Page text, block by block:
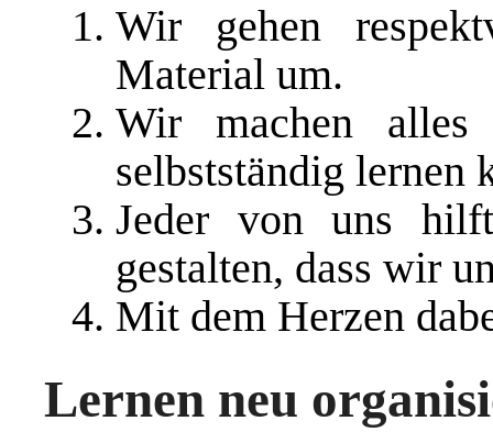
Wir gehen
Material um.
Wir machen
selbstständig lernen
Jeder von uns
gestalten, dass wir
Mit dem Herzen
Lernen neu